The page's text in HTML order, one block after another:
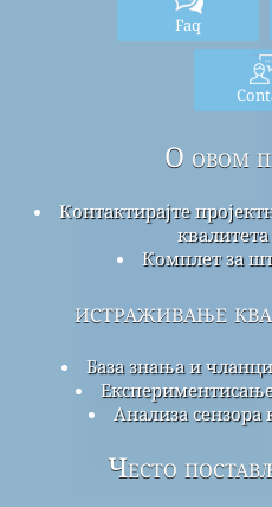
Faq
О овом
Контактирајте
Комплет за
истраживање
База знања и
Анализа сензора
Често